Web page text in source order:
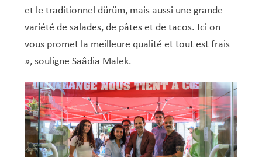
et le traditionnel dürüm, mais aussi une grande
variété de salades, de pâtes et de tacos. Ici on
vous promet la meilleure qualité et tout est frais
», souligne Saâdia Malek.